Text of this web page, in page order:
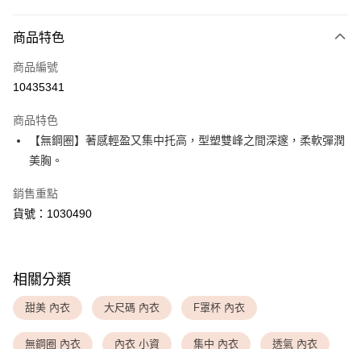
信用卡一次付款
超商取貨付款
Apple Pay
全家取貨付款
每筆NT$80，滿NT$1,500(含以上)免運費
<無合作配送請勿選取>萊爾富取貨付款
商品特色
商品編號
10435341
商品特色
【無鋼圈】著感輕盈又集中托高，型塑雙峰之間深邃，柔軟彈潤
美胸。
銷售重點
貨號：1030490
相關分類
甜美 內衣 大尺碼 內衣 F罩杯 內衣
無鋼圈 內衣 內衣 小資 集中 內衣 透氣 內衣